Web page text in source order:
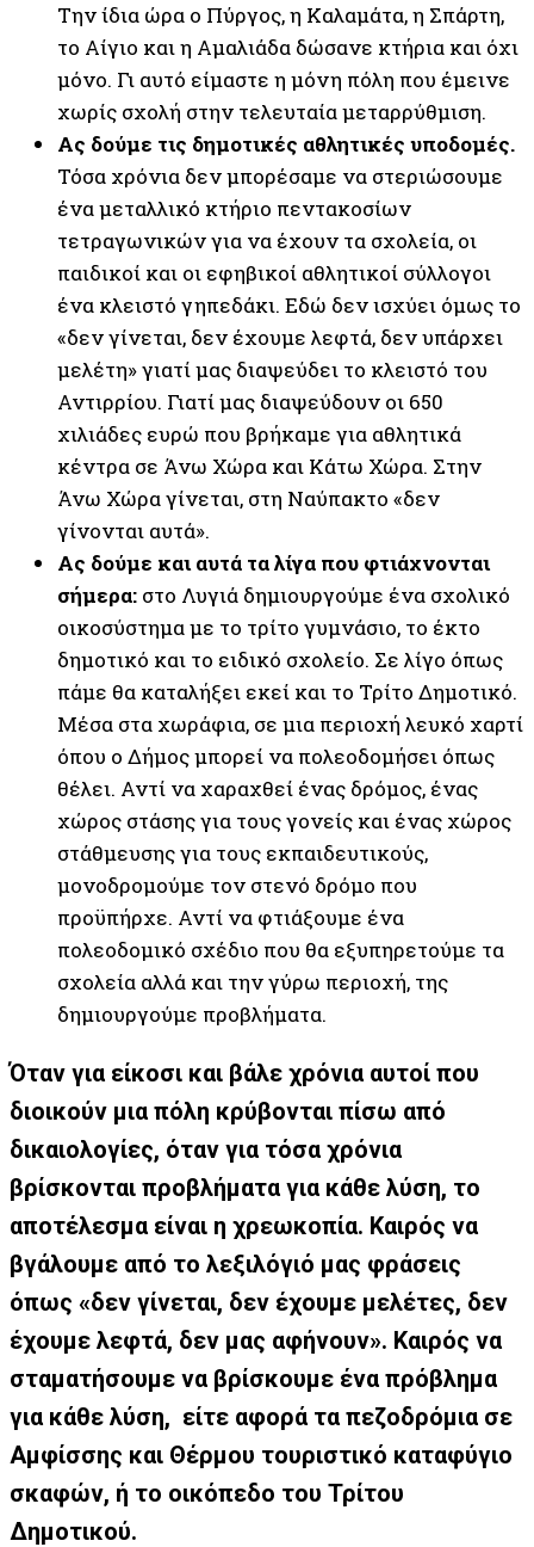
Την ίδια ώρα ο Πύργος, η Καλαμάτα, η Σπάρτη,
το Αίγιο και η Αμαλιάδα δώσανε κτήρια και όχι
μόνο. Γι αυτό είμαστε η μόνη πόλη που έμεινε
χωρίς σχολή στην τελευταία μεταρρύθμιση.
Ας δούμε τις δημοτικές αθλητικές υποδομές.
Τόσα χρόνια δεν μπορέσαμε να στεριώσουμε
ένα μεταλλικό κτήριο πεντακοσίων
τετραγωνικών για να έχουν τα σχολεία, οι
παιδικοί και οι εφηβικοί αθλητικοί σύλλογοι
ένα κλειστό γηπεδάκι. Εδώ δεν ισχύει όμως το
«δεν γίνεται, δεν έχουμε λεφτά, δεν υπάρχει
μελέτη» γιατί μας διαψεύδει το κλειστό του
Αντιρρίου. Γιατί μας διαψεύδουν οι 650
χιλιάδες ευρώ που βρήκαμε για αθλητικά
κέντρα σε Άνω Χώρα και Κάτω Χώρα. Στην
Άνω Χώρα γίνεται, στη Ναύπακτο «δεν
γίνονται αυτά».
Ας δούμε και αυτά τα λίγα που φτιάχνονται
σήμερα: στο Λυγιά δημιουργούμε ένα σχολικό
οικοσύστημα με το τρίτο γυμνάσιο, το έκτο
δημοτικό και το ειδικό σχολείο. Σε λίγο όπως
πάμε θα καταλήξει εκεί και το Τρίτο Δημοτικό.
Μέσα στα χωράφια, σε μια περιοχή λευκό χαρτί
όπου ο Δήμος μπορεί να πολεοδομήσει όπως
θέλει. Αντί να χαραχθεί ένας δρόμος, ένας
χώρος στάσης για τους γονείς και ένας χώρος
στάθμευσης για τους εκπαιδευτικούς,
μονοδρομούμε τον στενό δρόμο που
προϋπήρχε. Αντί να φτιάξουμε ένα
πολεοδομικό σχέδιο που θα εξυπηρετούμε τα
σχολεία αλλά και την γύρω περιοχή, της
δημιουργούμε προβλήματα.
Όταν για είκοσι και βάλε χρόνια αυτοί που
διοικούν μια πόλη κρύβονται πίσω από
δικαιολογίες, όταν για τόσα χρόνια
βρίσκονται προβλήματα για κάθε λύση, το
αποτέλεσμα είναι η χρεωκοπία. Καιρός να
βγάλουμε από το λεξιλόγιό μας φράσεις
όπως «δεν γίνεται, δεν έχουμε μελέτες, δεν
έχουμε λεφτά, δεν μας αφήνουν». Καιρός να
σταματήσουμε να βρίσκουμε ένα πρόβλημα
για κάθε λύση, είτε αφορά τα πεζοδρόμια σε
Αμφίσσης και Θέρμου τουριστικό καταφύγιο
σκαφών, ή το οικόπεδο του Τρίτου
Δημοτικού.